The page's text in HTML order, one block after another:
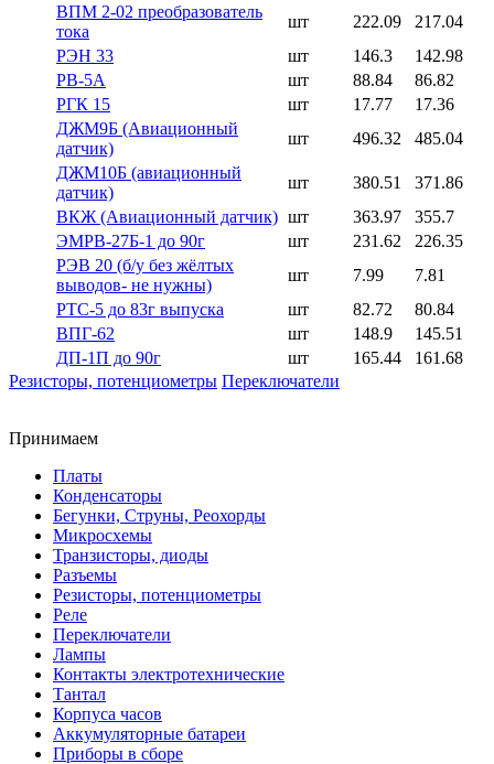
ВПМ 2-02 преобразователь
тока
шт 222.09
217.04
РЭН 33
шт 146.3
142.98
РВ-5А
шт 88.84
86.82
РГК 15
шт 17.77
17.36
ДЖМ9Б (Авиационный
датчик)
шт 496.32
485.04
ДЖМ10Б (авиационный
датчик)
шт 380.51
371.86
ВКЖ (Авиационный датчик) шт 363.97
355.7
ЭМРВ-27Б-1 до 90г
шт 231.62
226.35
РЭВ 20 (б/у без жёлтых
выводов- не нужны)
шт 7.99
7.81
РТС-5 до 83г выпуска
шт 82.72
80.84
ВПГ-62
шт 148.9
145.51
ДП-1П до 90г
шт 165.44
161.68
Резисторы, потенциометры Переключатели
Принимаем
Платы
Конденсаторы
Бегунки, Струны, Реохорды
Микросхемы
Транзисторы, диоды
Разъемы
Резисторы, потенциометры
Реле
Переключатели
Лампы
Контакты электротехнические
Тантал
Корпуса часов
Аккумуляторные батареи
Приборы в сборе